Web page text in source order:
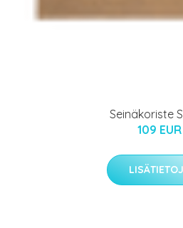
Seinäkoriste
109 EUR